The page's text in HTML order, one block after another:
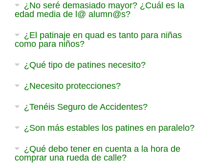
¿No seré demasiado mayor? ¿Cuál es la
edad media de l@ alumn@s?
¿El patinaje en quad es tanto para niñas
como para niños?
¿Qué tipo de patines necesito?
¿Necesito protecciones?
¿Tenéis Seguro de Accidentes?
¿Son más estables los patines en paralelo?
¿Qué debo tener en cuenta a la hora de
comprar una rueda de calle?